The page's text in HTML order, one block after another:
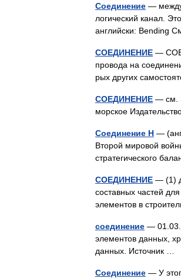
Соединение —
логический канал.
английски: Bending
СОЕДИНЕНИЕ —
провода на
рых других
СОЕДИНЕНИЕ — см.
морское
Соединение H —
Второй мировой
стратегического
СОЕДИНЕНИЕ — (1)
составных частей
элементов в
соединение —
элементов данных,
данных. Источник …
Соединение — У